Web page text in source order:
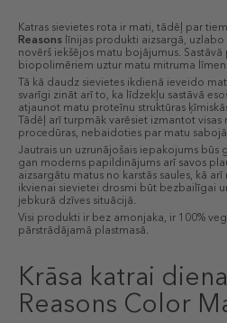
Katras sievietes rota ir mati, tādēļ par
Reasons līnijas produkti aizsargā,
novērš iekšējos matu bojājumus.
biopolimēriem uztur matu mitruma
Tā kā daudz sievietes ikdienā ieveido
svarīgi zināt arī to, ka līdzekļu sastāvā
atjaunot matu proteīnu struktūras
Tādēļ arī turpmāk varēsiet izmantot visas
procedūras, nebaidoties par matu
Jautrais un uzrunājošais iepakojums būs
gan moderns papildinājums arī savos
aizsargātu matus no karstās saules, kā
ikvienai sievietei drosmi būt bezbailīgai
jebkurā dzīves situācijā.
Visi produkti ir bez amonjaka, ir 100%
pārstrādājamā plastmasā.
Krāsa katrai
Reasons Color